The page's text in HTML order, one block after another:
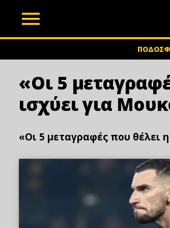
«Οι 5
ισχύει για
«Οι 5 μεταγραφές που θέλει